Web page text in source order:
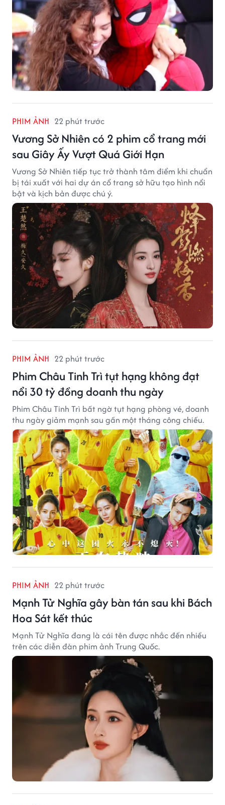
PHIM ẢNH 22 phút trước
Vương Sở Nhiên có 2 phim cổ trang mới
sau Giây Ấy Vượt Quá Giới Hạn
Vương Sở Nhiên tiếp tục trở thành tâm điểm khi chuẩn
bị tái xuất với hai dự án cổ trang sở hữu tạo hình nổi
bật và kịch bản được chú ý.
PHIM ẢNH 22 phút trước
Phim Châu Tinh Trì tụt hạng không đạt
nổi 30 tỷ đồng doanh thu ngày
Phim Châu Tinh Trì bất ngờ tụt hạng phòng vé, doanh
thu ngày giảm mạnh sau gần một tháng công chiếu.
PHIM ẢNH 22 phút trước
Mạnh Tử Nghĩa gây bàn tán sau khi Bách
Hoa Sát kết thúc
Mạnh Tử Nghĩa đang là cái tên được nhắc đến nhiều
trên các diễn đàn phim ảnh Trung Quốc.